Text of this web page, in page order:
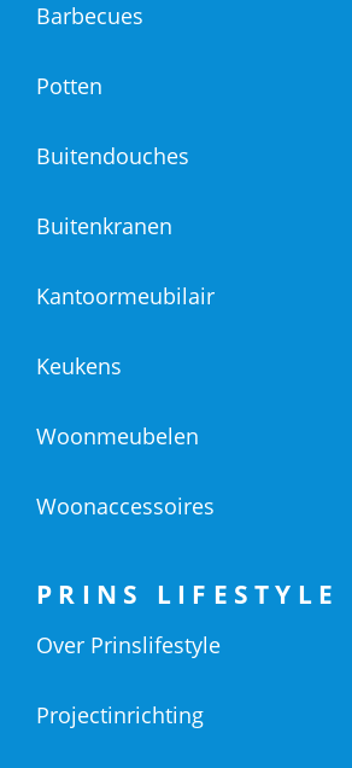
Barbecues
Potten
Buitendouches
Buitenkranen
Kantoormeubilair
Keukens
Woonmeubelen
Woonaccessoires
PRINS LIFESTYLE
Over Prinslifestyle
Projectinrichting